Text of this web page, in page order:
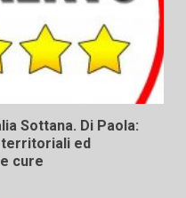
Sottana. Di Paola:
territoriali ed
cure